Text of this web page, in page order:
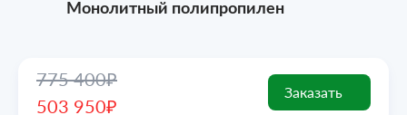
Монолитный полипропилен
775 400₽
503 950₽
Заказать